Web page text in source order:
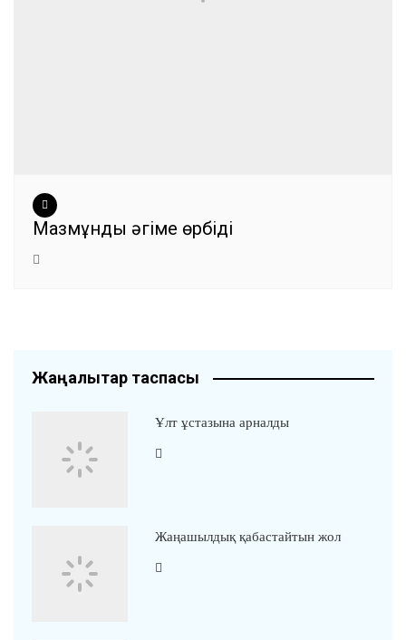
Мазмұнды әңгіме өрбіді
Жаңалықтар таспасы
Ұлт ұстазына арналды
Жаңашылдық қабастайтын жол